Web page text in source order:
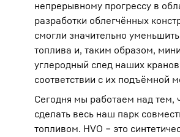
непрерывному прогрессу в
разработки облегчённых
смогли значительно
топлива и, таким образом,
углеродный след наших
соответствии с их подъёмной
Сегодня мы работаем над тем,
сделать весь наш парк
топливом. HVO ‒ это